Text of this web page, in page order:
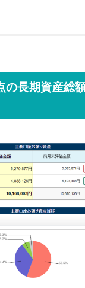
の長期資産総